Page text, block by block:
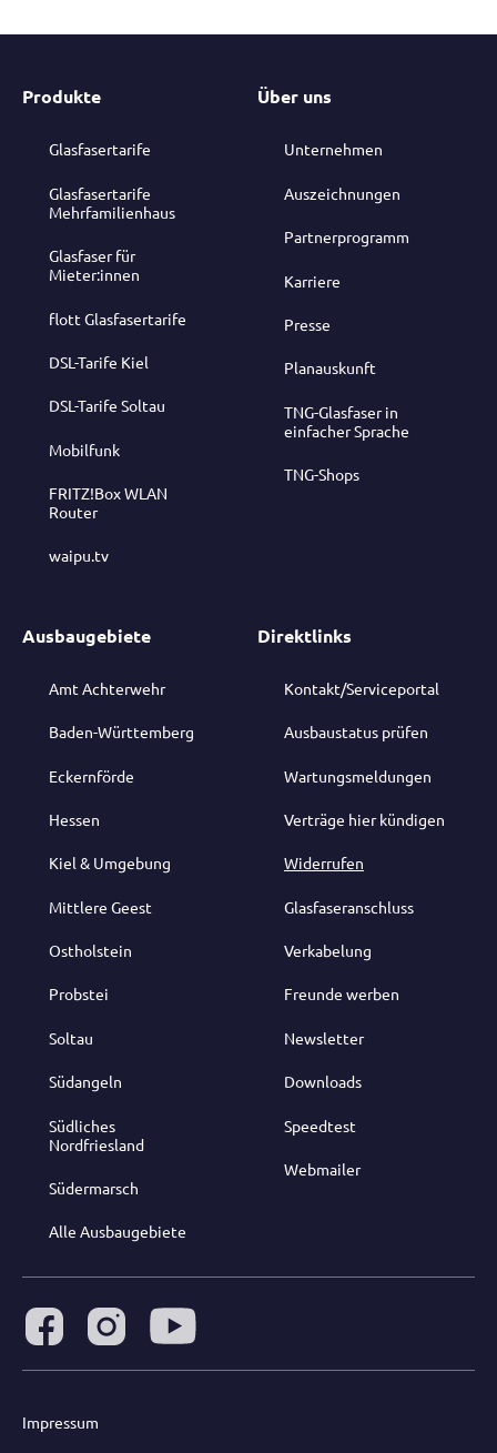
Produkte
Glasfasertarife
Glasfasertarife
Mehrfamilienhaus
Glasfaser für
Mieter:innen
flott Glasfasertarife
DSL-Tarife Kiel
DSL-Tarife Soltau
Mobilfunk
FRITZ!Box WLAN
Router
waipu.tv
Über uns
Unternehmen
Auszeichnungen
Partnerprogramm
Karriere
Presse
Planauskunft
TNG-Glasfaser in
einfacher Sprache
TNG-Shops
Ausbaugebiete
Amt Achterwehr
Baden-Württemberg
Eckernförde
Hessen
Kiel & Umgebung
Mittlere Geest
Ostholstein
Probstei
Soltau
Südangeln
Südliches
Nordfriesland
Südermarsch
Alle Ausbaugebiete
Direktlinks
Kontakt/Serviceportal
Ausbaustatus prüfen
Wartungsmeldungen
Verträge hier kündigen
Widerrufen
Glasfaseranschluss
Verkabelung
Freunde werben
Newsletter
Downloads
Speedtest
Webmailer
Impressum